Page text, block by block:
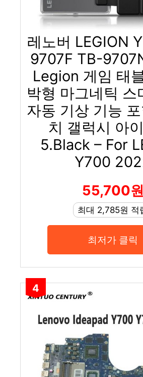
레노버 LEGION
9707F TB-
Legion 게임 태
박형 마그네틱 스
자동 기상 기능
치 갤럭시 아
5.Black – For
Y700
55,700원
최대 2,785원 적
최저가 클릭
4